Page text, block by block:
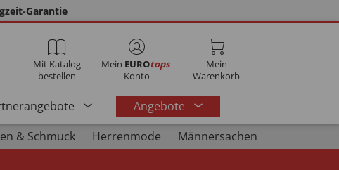
Garantie
Mit Katalog
bestellen
Mein EUROtops-
Konto
Mein
Warenkorb
Angebote
& Schmuck Herrenmode
Männersachen